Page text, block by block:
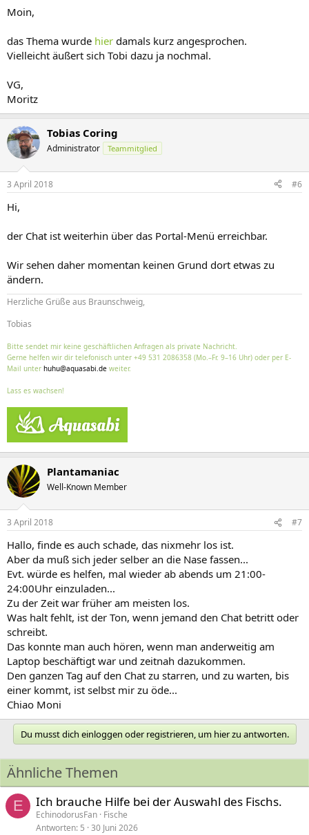
Moin,
das Thema wurde hier damals kurz angesprochen.
Vielleicht äußert sich Tobi dazu ja nochmal.
VG,
Moritz
Tobias Coring
Administrator Teammitglied
3 April 2018 #6
Hi,
der Chat ist weiterhin über das Portal-Menü erreichbar.
Wir sehen daher momentan keinen Grund dort etwas zu
ändern.
Herzliche Grüße aus Braunschweig,
Tobias
Bitte sendet mir keine geschäftlichen Anfragen als private Nachricht.
Gerne helfen wir dir telefonisch unter +49 531 2086358 (Mo.–Fr. 9–16 Uhr) oder per E-
Mail unter huhu@aquasabi.de weiter.
Lass es wachsen!
Plantamaniac
Well-Known Member
3 April 2018 #7
Hallo, finde es auch schade, das nixmehr los ist.
Aber da muß sich jeder selber an die Nase fassen...
Evt. würde es helfen, mal wieder ab abends um 21:00-
24:00Uhr einzuladen...
Zu der Zeit war früher am meisten los.
Was halt fehlt, ist der Ton, wenn jemand den Chat betritt oder
schreibt.
Das konnte man auch hören, wenn man anderweitig am
Laptop beschäftigt war und zeitnah dazukommen.
Den ganzen Tag auf den Chat zu starren, und zu warten, bis
einer kommt, ist selbst mir zu öde...
Chiao Moni
Du musst dich einloggen oder registrieren, um hier zu antworten.
Ähnliche Themen
E Ich brauche Hilfe bei der Auswahl des Fischs.
EchinodorusFan Fische
Antworten 5 30 Juni 2026